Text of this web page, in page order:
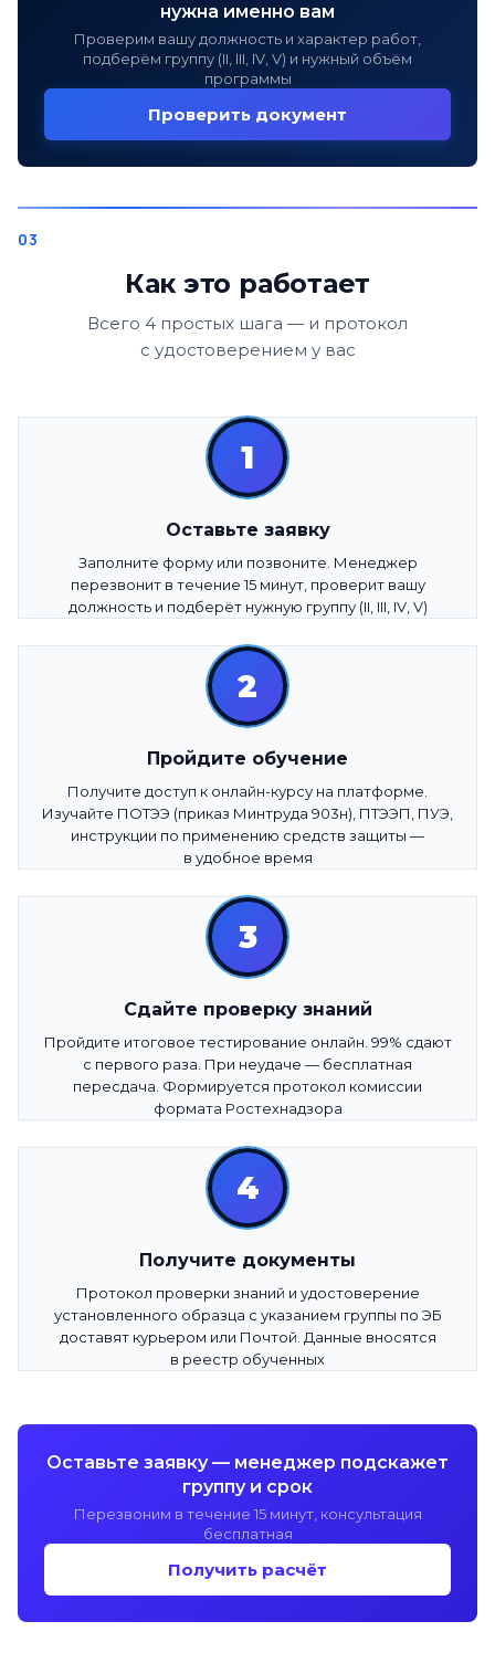
нужна именно вам
Проверим вашу должность и характер работ,
подберём группу (II, III, IV, V) и нужный объём
программы
Проверить документ
Как это работает
Всего 4 простых шага — и протокол
с удостоверением у вас
1
Оставьте заявку
Заполните форму или позвоните. Менеджер
перезвонит в течение 15 минут, проверит вашу
должность и подберёт нужную группу (II, III, IV, V)
2
Пройдите обучение
Получите доступ к онлайн-курсу на платформе.
Изучайте ПОТЭЭ (приказ Минтруда 903н), ПТЭЭП, ПУЭ,
инструкции по применению средств защиты —
в удобное время
3
Сдайте проверку знаний
Пройдите итоговое тестирование онлайн. 99% сдают
с первого раза. При неудаче — бесплатная
пересдача. Формируется протокол комиссии
формата Ростехнадзора
4
Получите документы
Протокол проверки знаний и удостоверение
установленного образца с указанием группы по ЭБ
доставят курьером или Почтой. Данные вносятся
в реестр обученных
Оставьте заявку — менеджер подскажет
группу и срок
Перезвоним в течение 15 минут, консультация
бесплатная
Получить расчёт